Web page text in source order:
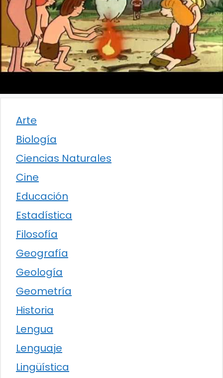
Arte
Biología
Ciencias Naturales
Cine
Educación
Estadística
Filosofía
Geografía
Geología
Geometría
Historia
Lengua
Lenguaje
Lingüística